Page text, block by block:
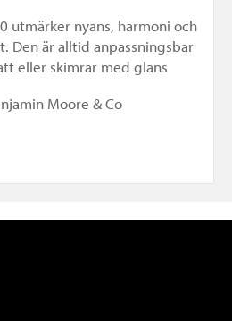
utmärker nyans, harmoni och
Den är alltid anpassningsbar
eller skimrar med glans
Moore & Co